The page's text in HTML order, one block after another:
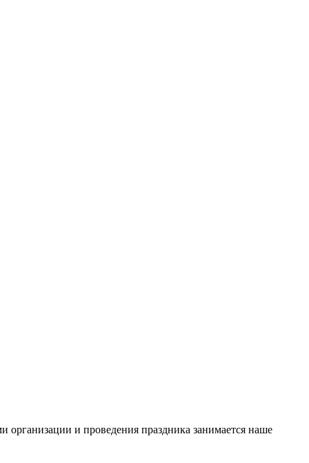
организации и проведения праздника занимается наше